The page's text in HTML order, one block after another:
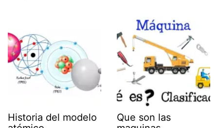
Historia del modelo
Que son las